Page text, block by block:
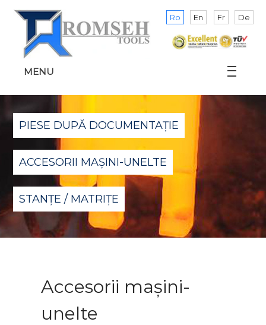
Ro En Fr De
MENU
PIESE DUPĂ DOCUMENTAȚIE
ACCESORII MAȘINI-UNELTE
STANȚE / MATRIȚE
Accesorii mașini-
unelte